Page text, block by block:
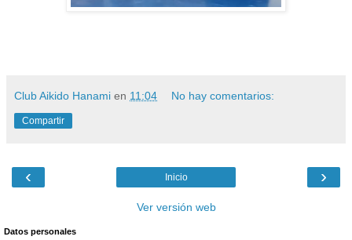
Club Aikido Hanami en 11:04 No hay comentarios:
Compartir
‹ ›
Inicio
Ver versión web
Datos personales